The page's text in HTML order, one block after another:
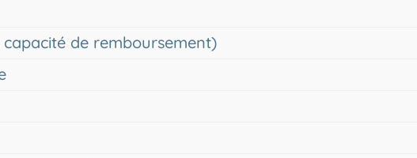
de remboursement)